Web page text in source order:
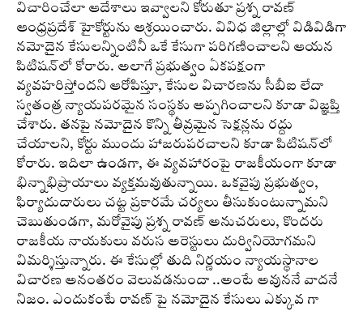
విచారించేలా ఆదేశాలు ఇవ్వాలని కోరుతూ ప్రశ్న రావణ్
ఆంధ్రప్రదేశ్ హైకోర్టును ఆశ్రయించారు. వివిధ జిల్లాల్లో విడివిడిగా
నమోదైన కేసులన్నింటినీ ఒకే కేసుగా పరిగణించాలని ఆయన
పిటిషన్‌లో కోరారు. అలాగే ప్రభుత్వం ఏకపక్షంగా
వ్యవహరిస్తోందని ఆరోపిస్తూ, కేసుల విచారణను సీబీఐ లేదా
స్వతంత్ర న్యాయపరమైన సంస్థకు అప్పగించాలని కూడా విజ్ఞప్తి
చేశారు. తనపై నమోదైన కొన్ని తీవ్రమైన సెక్షన్లను రద్దు
చేయాలని, కోర్టు ముందు హాజరుపరచాలని కూడా పిటిషన్‌లో
కోరారు. ఇదిలా ఉండగా, ఈ వ్యవహారంపై రాజకీయంగా కూడా
భిన్నాభిప్రాయాలు వ్యక్తమవుతున్నాయి. ఒకవైపు ప్రభుత్వం,
ఫిర్యాదుదారులు చట్ట ప్రకారమే చర్యలు తీసుకుంటున్నామని
చెబుతుండగా, మరోవైపు ప్రశ్న రావణ్ అనుచరులు, కొందరు
రాజకీయ నాయకులు వరుస అరెస్టులు దుర్వినియోగమని
విమర్శిస్తున్నారు. ఈ కేసుల్లో తుది నిర్ణయం న్యాయస్థానాల
విచారణ అనంతరం వెలువడనుందా ..అంటే అవుననే వాదనే
నిజం. ఎందుకంటే రావణ్ పై నమోదైన కేసులు ఎక్కువ గా